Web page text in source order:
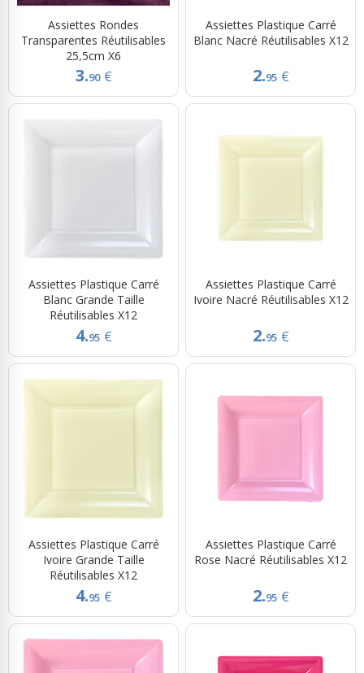
Assiettes Rondes
Transparentes Réutilisables
25,5cm X6
3.90 €
Assiettes Plastique Carré
Blanc Nacré Réutilisables X12
2.95 €
Assiettes Plastique Carré
Blanc Grande Taille
Réutilisables X12
4.95 €
Assiettes Plastique Carré
Ivoire Nacré Réutilisables X12
2.95 €
Assiettes Plastique Carré
Ivoire Grande Taille
Réutilisables X12
4.95 €
Assiettes Plastique Carré
Rose Nacré Réutilisables X12
2.95 €